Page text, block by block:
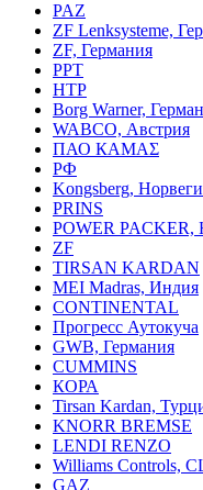
PAZ
ZF Lenksysteme,
ZF, Германия
PPT
HTP
Borg Warner,
WABCO, Австрия
ПАО КАМАΣ
РФ
Kongsberg,
PRINS
POWER PACKER,
ZF
TIRSAN KARDAN
MEI Madras, Индия
CONTINENTAL
Прогресс Аутокуча
GWB, Германия
CUMMINS
КОРА
Tirsan Kardan,
KNORR BREMSE
LENDI RENZO
Williams Controls,
GAZ